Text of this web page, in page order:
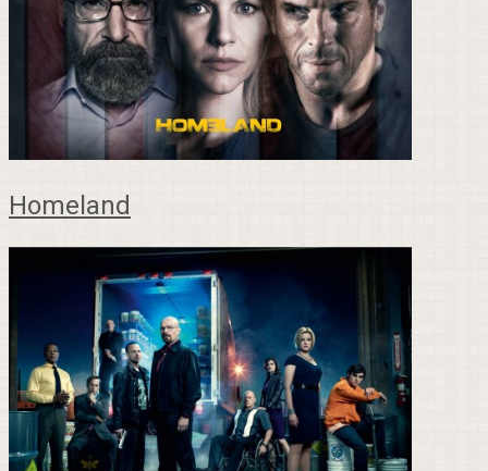
Homeland